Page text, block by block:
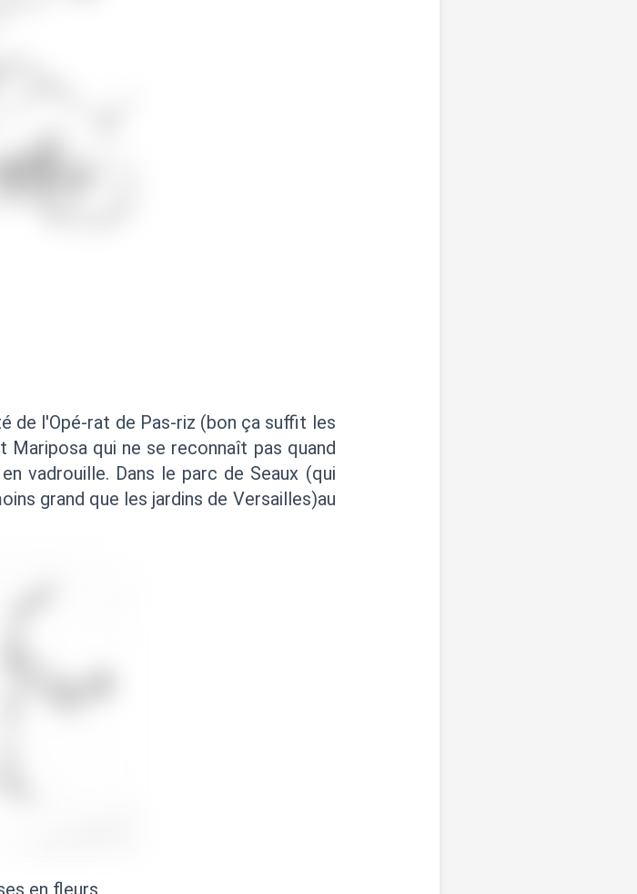
de l'Opé-rat de Pas-riz (bon ça suffit les
Mariposa qui ne se reconnaît pas quand
vadrouille. Dans le parc de Seaux (qui
grand que les jardins de Versailles)au
en fleurs.